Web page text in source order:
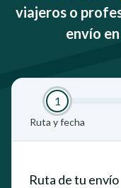
viajeros o
envío
1
Ruta y fecha
Ruta de tu envío